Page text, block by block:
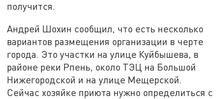
получится.
Андрей Шохин сообщил, что есть несколько
вариантов размещения организации в черте
города. Это участки на улице Куйбышева, в
районе реки Рпень, около ТЭЦ на Большой
Нижегородской и на улице Мещерской.
Сейчас хозяйке приюта нужно определиться с